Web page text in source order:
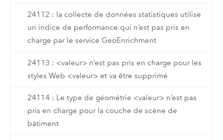
24112 : la collecte de données statistiques utilise
un indice de performance qui n’est pas pris en
charge par le service GeoEnrichment
24113 : <valeur> n’est pas pris en charge pour les
styles Web <valeur> et va être supprimé
24114 : Le type de géométrie <valeur> n’est pas
pris en charge pour la couche de scène de
bâtiment